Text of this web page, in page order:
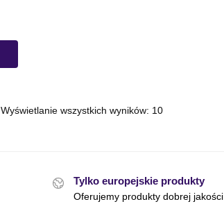
Wyświetlanie wszystkich wyników: 10
Tylko europejskie produkty
Oferujemy produkty dobrej jakości